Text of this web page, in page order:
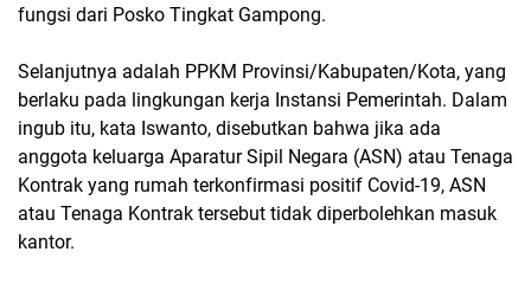
fungsi dari Posko Tingkat Gampong.
Selanjutnya adalah PPKM Provinsi/Kabupaten/Kota, yang
berlaku pada lingkungan kerja Instansi Pemerintah. Dalam
ingub itu, kata Iswanto, disebutkan bahwa jika ada
anggota keluarga Aparatur Sipil Negara (ASN) atau Tenaga
Kontrak yang rumah terkonfirmasi positif Covid-19, ASN
atau Tenaga Kontrak tersebut tidak diperbolehkan masuk
kantor.